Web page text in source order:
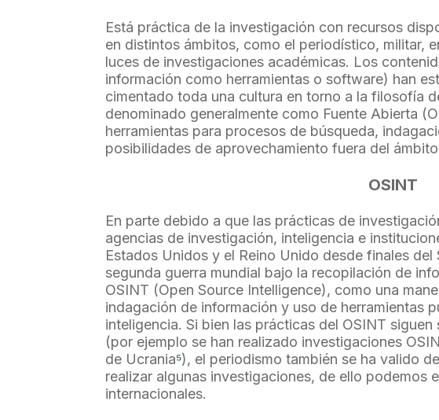
Está práctica de la investigación con recursos
en distintos ámbitos, como el periodístico, militar,
luces de investigaciones académicas. Los
información como herramientas o software) han
cimentado toda una cultura en torno a la filosofía
denominado generalmente como Fuente Abierta
herramientas para procesos de búsqueda,
posibilidades de aprovechamiento fuera del
OSINT
En parte debido a que las prácticas de
agencias de investigación, inteligencia e
Estados Unidos y el Reino Unido desde finales
segunda guerra mundial bajo la recopilación de
OSINT (Open Source Intelligence), como una
indagación de información y uso de herramientas
inteligencia. Si bien las prácticas del OSINT
(por ejemplo se han realizado investigaciones
de Ucrania⁵), el periodismo también se ha valido
realizar algunas investigaciones, de ello podemos
internacionales.